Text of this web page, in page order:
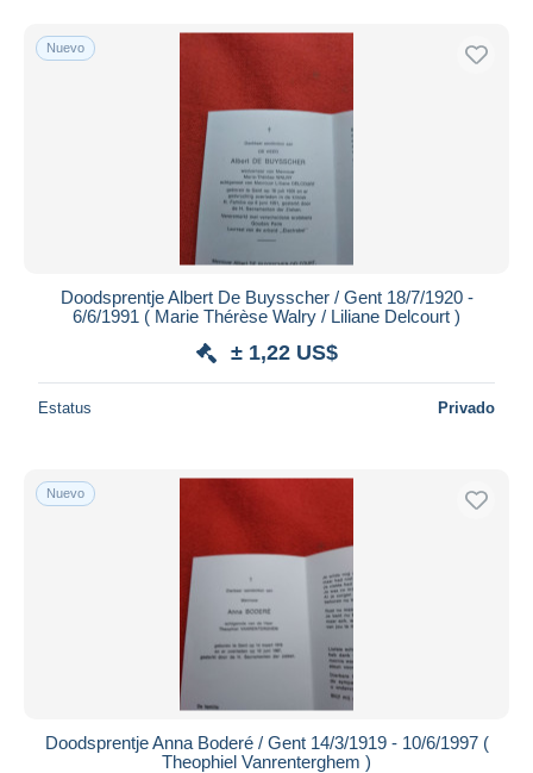
Nuevo
Doodsprentje Albert De Buysscher / Gent 18/7/1920 -
6/6/1991 ( Marie Thérèse Walry / Liliane Delcourt )
± 1,22 US$
Estatus Privado
Nuevo
Doodsprentje Anna Boderé / Gent 14/3/1919 - 10/6/1997 (
Theophiel Vanrenterghem )